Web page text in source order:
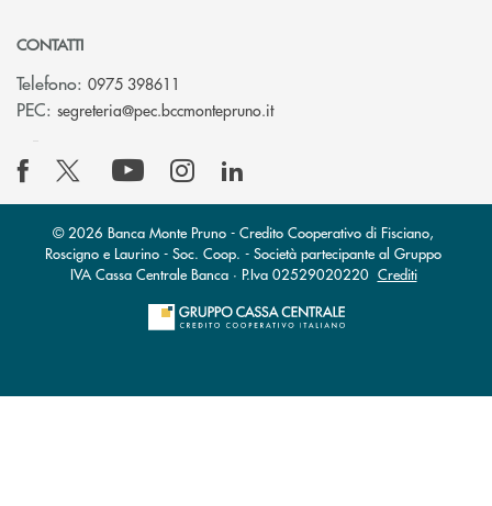
CONTATTI
Telefono: 0975 398611
PEC: segreteria@pec.bccmontepruno.it(si apre l’app di posta
© 2026 Banca Monte Pruno - Credito Cooperativo di Fisciano,
Roscigno e Laurino - Soc. Coop. - Società partecipante al Gruppo
IVA Cassa Centrale Banca · P.Iva 02529020220 Crediti